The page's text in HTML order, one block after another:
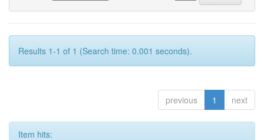
Results 1-1 of 1 (Search time: 0.001 seconds).
previous 1 next
Item hits: